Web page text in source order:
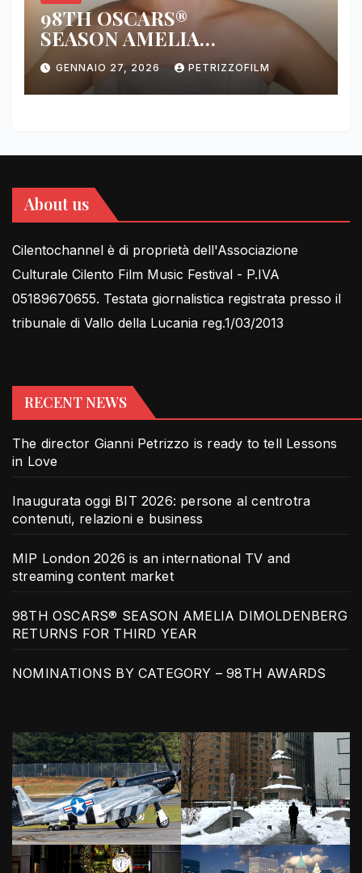
98TH OSCARS®
SEASON AMELIA
DIMOLDENBERG RETURNS
FOR THIRD YEAR
GENNAIO 27, 2026 PETRIZZOFILM
About us
Cilentochannel è di proprietà dell'Associazione
Culturale Cilento Film Music Festival - P.IVA
05189670655. Testata giornalistica registrata presso il
tribunale di Vallo della Lucania reg.1/03/2013
RECENT NEWS
The director Gianni Petrizzo is ready to tell Lessons
in Love
Inaugurata oggi BIT 2026: persone al centrotra
contenuti, relazioni e business
MIP London 2026 is an international TV and
streaming content market
98TH OSCARS® SEASON AMELIA DIMOLDENBERG
RETURNS FOR THIRD YEAR
NOMINATIONS BY CATEGORY – 98TH AWARDS